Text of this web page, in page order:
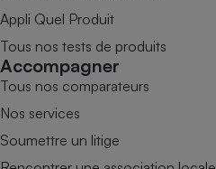
Appli Quel Produit
Tous nos tests de produits
Accompagner
Tous nos comparateurs
Nos services
Soumettre un litige